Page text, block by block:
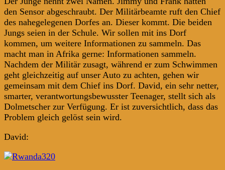
den Sensor abgeschraubt. Der Militärbeamte ruft den Chief
des nahegelegenen Dorfes an. Dieser kommt. Die beiden
Jungs seien in der Schule. Wir sollen mit ins Dorf
kommen, um weitere Informationen zu sammeln. Das
macht man in Afrika gerne: Informationen sammeln.
Nachdem der Militär zusagt, während er zum Schwimmen
geht gleichzeitig auf unser Auto zu achten, gehen wir
gemeinsam mit dem Chief ins Dorf. David, ein sehr netter,
smarter, verantwortungsbewusster Teenager, stellt sich als
Dolmetscher zur Verfügung. Er ist zuversichtlich, dass das
Problem gleich gelöst sein wird.
David: